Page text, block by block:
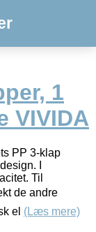
1
VIVIDA
PP 3-klap
I
Til
de andre
el (Læs mere)